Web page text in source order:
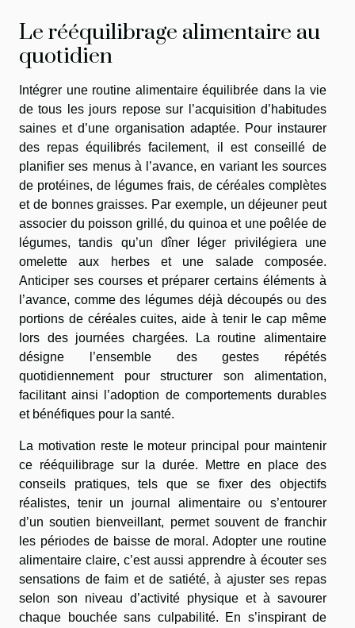
Le rééquilibrage alimentaire au
quotidien
Intégrer une routine alimentaire équilibrée dans la vie
de tous les jours repose sur l’acquisition d’habitudes
saines et d’une organisation adaptée. Pour instaurer
des repas équilibrés facilement, il est conseillé de
planifier ses menus à l’avance, en variant les sources
de protéines, de légumes frais, de céréales complètes
et de bonnes graisses. Par exemple, un déjeuner peut
associer du poisson grillé, du quinoa et une poêlée de
légumes, tandis qu’un dîner léger privilégiera une
omelette aux herbes et une salade composée.
Anticiper ses courses et préparer certains éléments à
l’avance, comme des légumes déjà découpés ou des
portions de céréales cuites, aide à tenir le cap même
lors des journées chargées. La routine alimentaire
désigne l’ensemble des gestes répétés
quotidiennement pour structurer son alimentation,
facilitant ainsi l’adoption de comportements durables
et bénéfiques pour la santé.
La motivation reste le moteur principal pour maintenir
ce rééquilibrage sur la durée. Mettre en place des
conseils pratiques, tels que se fixer des objectifs
réalistes, tenir un journal alimentaire ou s’entourer
d’un soutien bienveillant, permet souvent de franchir
les périodes de baisse de moral. Adopter une routine
alimentaire claire, c’est aussi apprendre à écouter ses
sensations de faim et de satiété, à ajuster ses repas
selon son niveau d’activité physique et à savourer
chaque bouchée sans culpabilité. En s’inspirant de